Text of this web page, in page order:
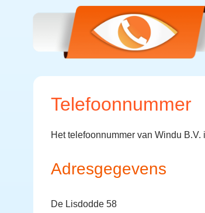
Telefoonnummer
Het telefoonnummer van Windu B.V.
Adresgegevens
De Lisdodde 58